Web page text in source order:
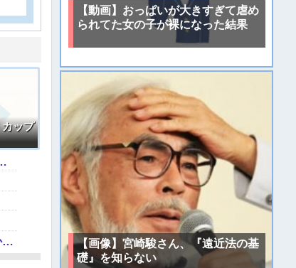
ップ
ｗｗｗｗｗｗｗｗｗｗｗｗｗｗｗｗｗｗｗ
【悲報】桐谷さん「人生かけて7億円貯めたのにガンで死ぬかも。もっと素直に遊べばよかった。」
【動画】おっぱいが大きすぎて虐め
られてた女の子が裸になった結果
【画像】宮崎駿さん、『遠近法の基
礎』を知らない